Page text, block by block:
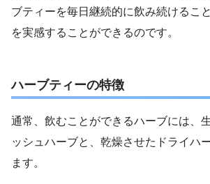
ブティーを毎日継続的に飲み続けるこ
を実感することができるのです。
ハーブティーの特徴
通常、飲むことができるハーブには、
ッシュハーブと、乾燥させたドライハ
ます。